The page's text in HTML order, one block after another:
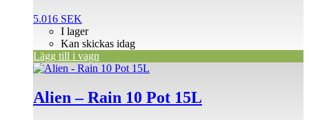
5.016 SEK
I lager
Kan skickas idag
Lägg till i vagn
Alien – Rain 10 Pot 15L